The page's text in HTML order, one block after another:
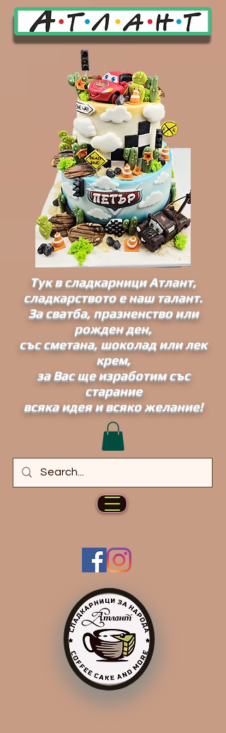
Тук в сладкарници Атлант,
сладкарството е наш талант.
За сватба, празненство или
рожден ден,
със сметана, шоколад или лек
крем,
за Вас ще израбoтим със
старание
всяка идея и всяко желание!